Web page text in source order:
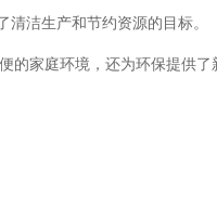
洁生产和节约资源的目标。
的家庭环境，还为环保提供